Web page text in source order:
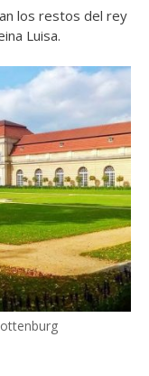
los restos del rey
Luisa.